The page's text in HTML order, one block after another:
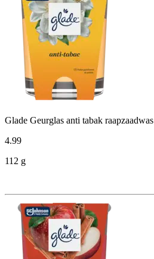
Glade Geurglas anti tabak raapzaadwas
4.99
112 g